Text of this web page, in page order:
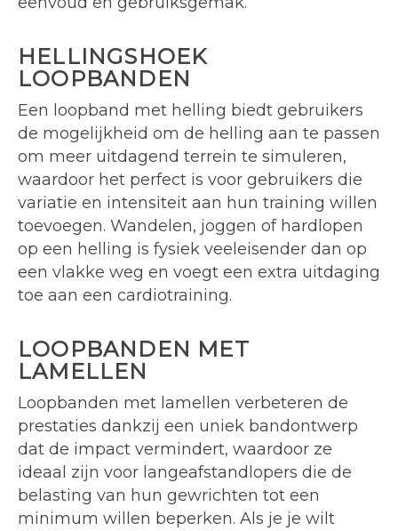
HELLINGSHOEK
LOOPBANDEN
Een loopband met helling biedt gebruikers
de mogelijkheid om de helling aan te passen
om meer uitdagend terrein te simuleren,
waardoor het perfect is voor gebruikers die
variatie en intensiteit aan hun training willen
toevoegen. Wandelen, joggen of hardlopen
op een helling is fysiek veeleisender dan op
een vlakke weg en voegt een extra uitdaging
toe aan een cardiotraining.
LOOPBANDEN MET
LAMELLEN
Loopbanden met lamellen verbeteren de
prestaties dankzij een uniek bandontwerp
dat de impact vermindert, waardoor ze
ideaal zijn voor langeafstandlopers die de
belasting van hun gewrichten tot een
minimum willen beperken. Als je je wilt